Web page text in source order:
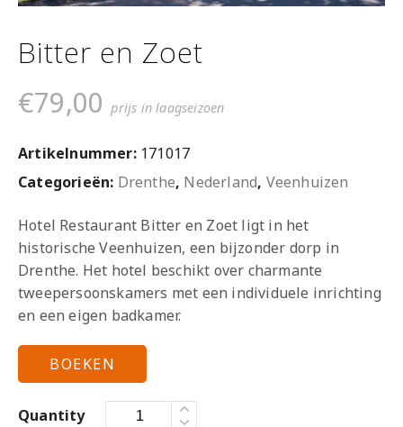
Bitter en Zoet
€79,00 prijs in laagseizoen
Artikelnummer: 171017
Categorieën: Drenthe, Nederland, Veenhuizen
Hotel Restaurant Bitter en Zoet ligt in het
historische Veenhuizen, een bijzonder dorp in
Drenthe. Het hotel beschikt over charmante
tweepersoonskamers met een individuele inrichting
en een eigen badkamer.
BOEKEN
Quantity